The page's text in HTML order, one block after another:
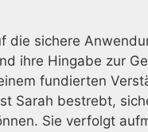
sichere
ihre Hingabe zur
fundierten
Sarah bestrebt,
Sie verfolgt